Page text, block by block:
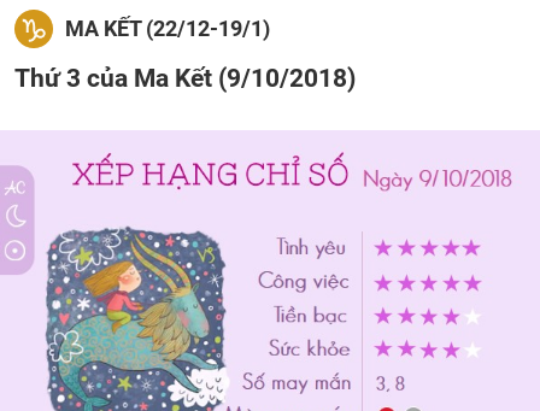
MA KẾT (22/12-19/1)
Thứ 3 của Ma Kết (9/10/2018)